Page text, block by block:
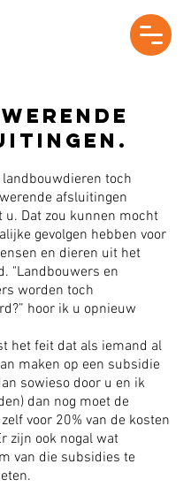
landbouwdieren toch
afsluitingen
u. Dat zou kunnen mocht
gevolgen hebben voor
en dieren uit het
"Landbouwers en
worden toch
hoor ik u opnieuw
het feit dat als iemand al
maken op een subsidie
sowieso door u en ik
dan nog moet de
voor 20% van de kosten
zijn ook nogal wat
van die subsidies te